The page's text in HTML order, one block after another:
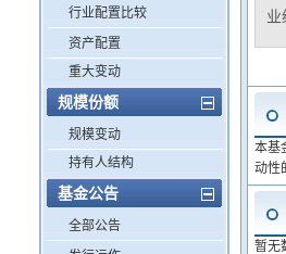
行业配置比较
资产配置
重大变动
规模份额
规模变动
持有人结构
基金公告
全部公告
业
本基
动性
暂无